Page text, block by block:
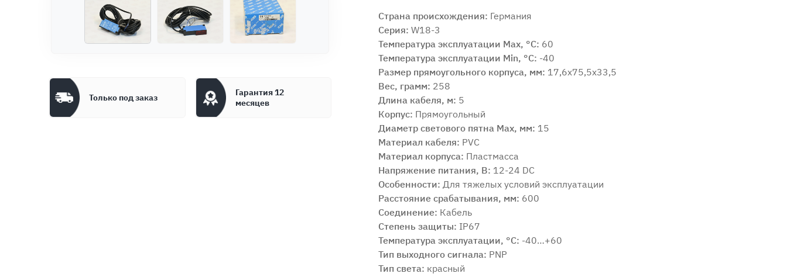
Только под заказ
Гарантия 12
месяцев
Страна происхождения: Германия
Серия: W18-3
Температура эксплуатации Max, °C: 60
Температура эксплуатации Min, °C: -40
Размер прямоугольного корпуса, мм: 17,6x75,5x33,5
Вес, грамм: 258
Длина кабеля, м: 5
Корпус: Прямоугольный
Диаметр светового пятна Max, мм: 15
Материал кабеля: PVC
Материал корпуса: Пластмасса
Напряжение питания, В: 12-24 DC
Особенности: Для тяжелых условий эксплуатации
Расстояние срабатывания, мм: 600
Соединение: Кабель
Степень защиты: IP67
Температура эксплуатации, °C: -40…+60
Тип выходного сигнала: PNP
Тип света: красный
Оформить заказ